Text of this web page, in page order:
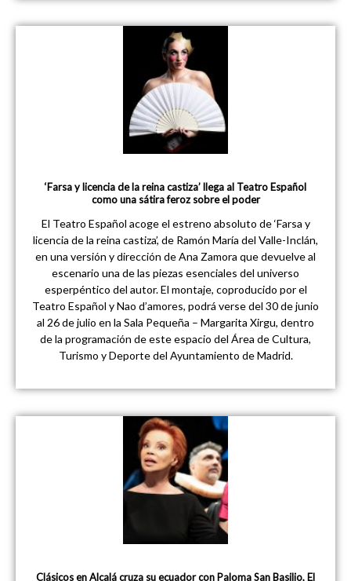
‘Farsa y licencia de la reina castiza’ llega al Teatro Español
como una sátira feroz sobre el poder
El Teatro Español acoge el estreno absoluto de ‘Farsa y
licencia de la reina castiza’, de Ramón María del Valle-Inclán,
en una versión y dirección de Ana Zamora que devuelve al
escenario una de las piezas esenciales del universo
esperpéntico del autor. El montaje, coproducido por el
Teatro Español y Nao d’amores, podrá verse del 30 de junio
al 26 de julio en la Sala Pequeña – Margarita Xirgu, dentro
de la programación de este espacio del Área de Cultura,
Turismo y Deporte del Ayuntamiento de Madrid.
Clásicos en Alcalá cruza su ecuador con Paloma San Basilio, El